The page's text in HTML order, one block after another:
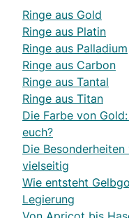
Ringe aus Gold
Ringe aus Platin
Ringe aus Palladium
Ringe aus Carbon
Ringe aus Tantal
Ringe aus Titan
Die Farbe von
euch?
Die
vielseitig
Wie entsteht
Legierung